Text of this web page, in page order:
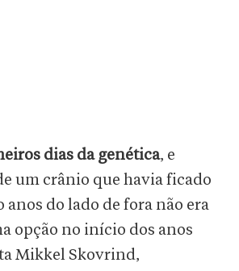
dias da genética, e
um crânio que havia ficado
anos do lado de fora não era
opção no início dos anos
Mikkel Skovrind,